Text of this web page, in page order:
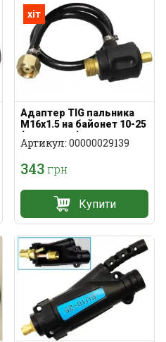
хіт
Адаптер TIG пальника
M16x1.5 на байонет 10-25
(газ+струм)
Артикул: 00000029139
343грн
Купити